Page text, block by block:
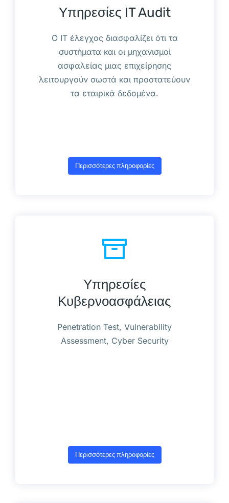
Υπηρεσίες IT Audit
Ο IT έλεγχος διασφαλίζει ότι τα
συστήματα και οι μηχανισμοί
ασφαλείας μιας επιχείρησης
λειτουργούν σωστά και προστατεύουν
τα εταιρικά δεδομένα.
Περισσότερες πληροφορίες
Υπηρεσίες
Κυβερνοασφάλειας
Penetration Test, Vulnerability
Assessment, Cyber Security
Περισσότερες πληροφορίες